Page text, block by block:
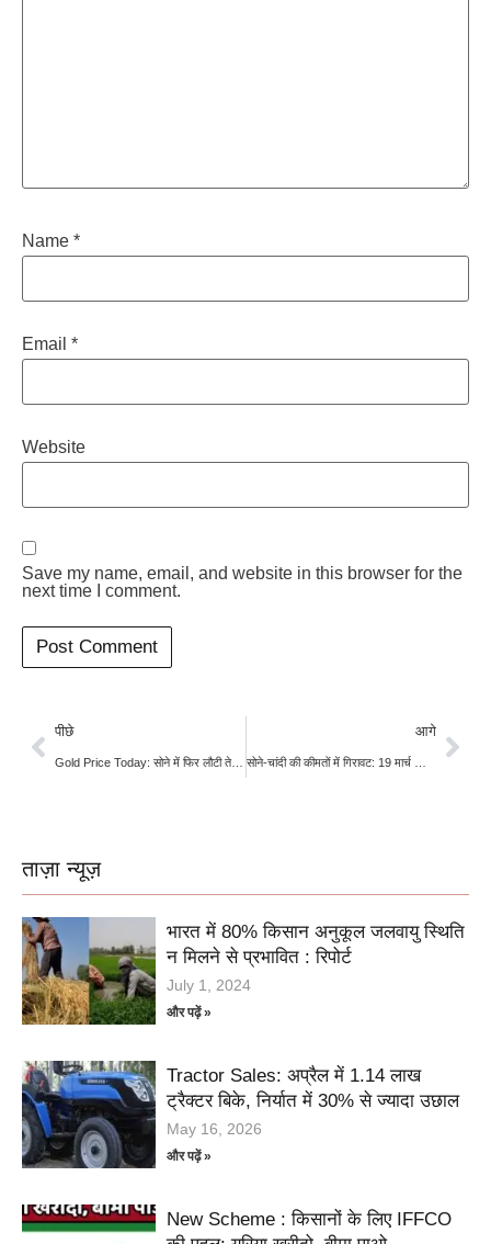
Name *
Email *
Website
Save my name, email, and website in this browser for the
next time I comment.
पीछे
Gold Price Today: सोने में फिर लौटी तेजी, चांदी ने भी पकड़ी रफ्तार; जानिए ताज़ा रेट
आगे
ताज़ा न्यूज़
भारत में 80% किसान अनुकूल जलवायु स्थिति
न मिलने से प्रभावित : रिपोर्ट
July 1, 2024
और पढ़ें »
Tractor Sales: अप्रैल में 1.14 लाख
ट्रैक्टर बिके, निर्यात में 30% से ज्यादा उछाल
May 16, 2026
और पढ़ें »
New Scheme : किसानों के लिए IFFCO